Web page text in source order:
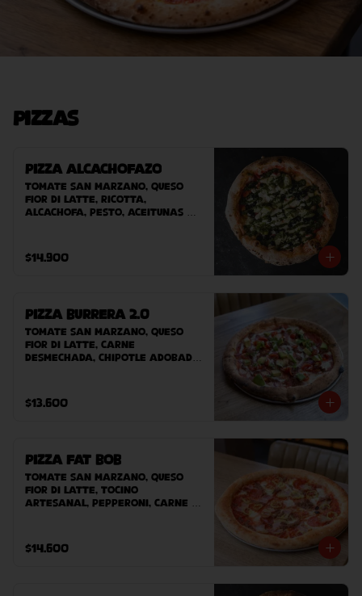
Pizzas
Pizza Alcachofazo
Tomate San Marzano, queso
Fior Di Latte, ricotta,
alcachofa, pesto, aceitunas
$14.900
Pizza Burrera 2.0
Tomate San Marzano, queso
Fior Di Latte, carne
desmechada, chipotle adobado,
palta.
$13.600
Pizza Fat Bob
Tomate San Marzano, queso
Fior Di Latte, tocino
artesanal, pepperoni, carne
$14.600